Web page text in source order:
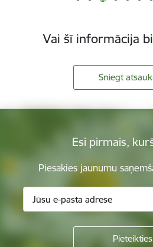
Vai šī informācija
Sniegt
Esi pirmais,
Piesakies jaunumu